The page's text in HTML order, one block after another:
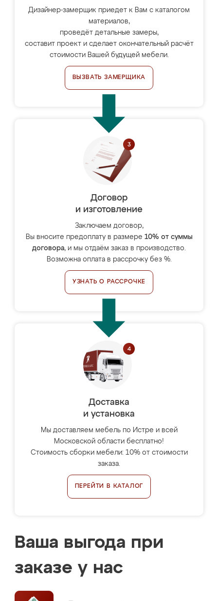
Дизайнер-замерщик приедет к Вам с каталогом
материалов,
проведёт детальные замеры,
составит проект и сделает окончательный расчёт
стоимости Вашей будущей мебели.
ВЫЗВАТЬ ЗАМЕРЩИКА
Договор
и изготовление
Заключаем договор,
Вы вносите предоплату в размере 10% от суммы
договора, и мы отдаём заказ в производство.
Возможна оплата в рассрочку без %.
УЗНАТЬ О РАССРОЧКЕ
Доставка
и установка
Мы доставляем мебель по Истре и всей
Московской области бесплатно!
Стоимость сборки мебели: 10% от стоимости
заказа.
ПЕРЕЙТИ В КАТАЛОГ
Ваша выгода при
заказе у нас